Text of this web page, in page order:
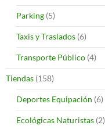
Parking (5)
Taxis y Traslados (6)
Transporte Público (4)
Tiendas (158)
Deportes Equipación (6)
Ecológicas Naturistas (2)